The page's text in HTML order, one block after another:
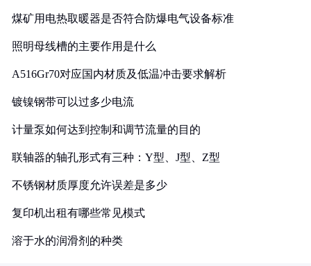
煤矿用电热取暖器是否符合防爆电气设备标准
照明母线槽的主要作用是什么
A516Gr70对应国内材质及低温冲击要求解析
镀镍钢带可以过多少电流
计量泵如何达到控制和调节流量的目的
联轴器的轴孔形式有三种：Y型、J型、Z型
不锈钢材质厚度允许误差是多少
复印机出租有哪些常见模式
溶于水的润滑剂的种类